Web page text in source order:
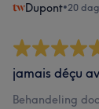
Dupont•20
jamais déçu
Behandeling